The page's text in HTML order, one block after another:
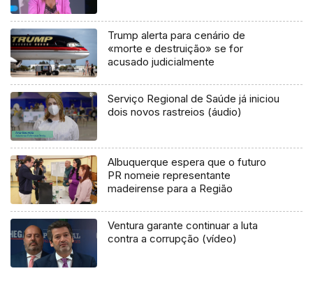
Trump alerta para cenário de
«morte e destruição» se for
acusado judicialmente
Serviço Regional de Saúde já iniciou
dois novos rastreios (áudio)
Albuquerque espera que o futuro
PR nomeie representante
madeirense para a Região
Ventura garante continuar a luta
contra a corrupção (vídeo)